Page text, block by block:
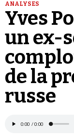
ANALYSES
Yves
un ex-
de la
russe